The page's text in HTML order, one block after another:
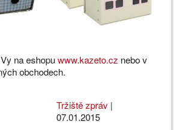
na eshopuwww.kazeto.cz nebo v
obchodech.
Tržiště zpráv |
07.01.2015